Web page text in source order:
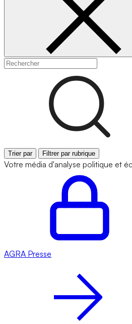
Trier par Filtrer par rubrique
Votre média d'analyse politique et
AGRA Presse